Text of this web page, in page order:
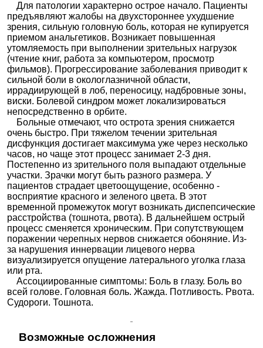
Для патологии характерно острое начало. Пациенты
предъявляют жалобы на двухстороннее ухудшение
зрения, сильную головную боль, которая не купируется
приемом анальгетиков. Возникает повышенная
утомляемость при выполнении зрительных нагрузок
(чтение книг, работа за компьютером, просмотр
фильмов). Прогрессирование заболевания приводит к
сильной боли в окологлазничной области,
иррадиирующей в лоб, переносицу, надбровные зоны,
виски. Болевой синдром может локализироваться
непосредственно в орбите.
Больные отмечают, что острота зрения снижается
очень быстро. При тяжелом течении зрительная
дисфункция достигает максимума уже через несколько
часов, но чаще этот процесс занимает 2-3 дня.
Постепенно из зрительного поля выпадают отдельные
участки. Зрачки могут быть разного размера. У
пациентов страдает цветоощущение, особенно -
восприятие красного и зеленого цвета. В этот
временной промежуток могут возникать диспепсические
расстройства (тошнота, рвота). В дальнейшем острый
процесс сменяется хроническим. При сопутствующем
поражении черепных нервов снижается обоняние. Из-
за нарушения иннервации лицевого нерва
визуализируется опущение латерального уголка глаза
или рта.
Ассоциированные симптомы: Боль в глазу. Боль во
всей голове. Головная боль. Жажда. Потливость. Рвота.
Судороги. Тошнота.
Возможные осложнения